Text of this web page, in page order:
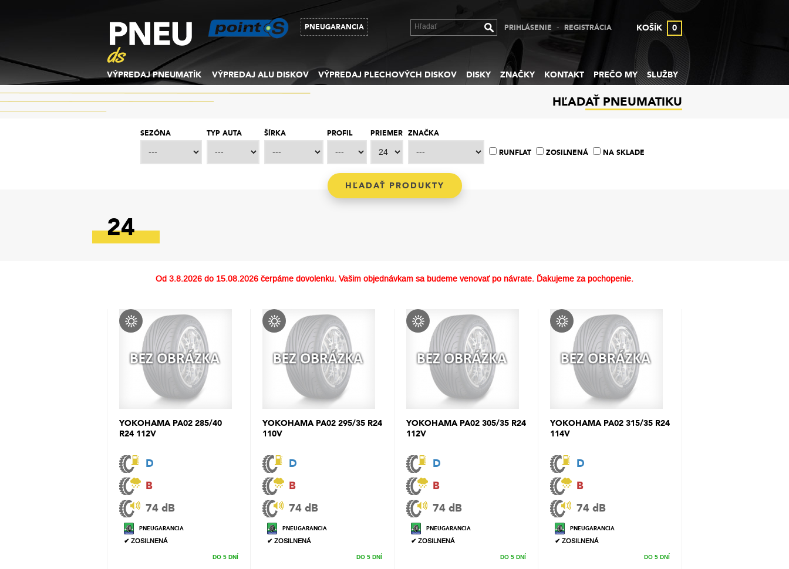
PNEUGARANCIA PRIHLÁSENIE - REGISTRÁCIA KOŠÍK 0
VÝPREDAJ PNEUMATÍK VÝPREDAJ ALU DISKOV VÝPREDAJ PLECHOVÝCH DISKOV DISKY ZNAČKY KONTAKT PREČO MY SLUŽBY
HĽADAŤ PNEUMATIKU
SEZÓNA TYP AUTA ŠÍRKA PROFIL PRIEMER ZNAČKA
RUNFLAT ZOSILNENÁ NA SKLADE
24
Od 3.8.2026 do 15.08.2026 čerpáme dovolenku. Vašim objednávkam sa budeme venovať po návrate. Ďakujeme za pochopenie.
YOKOHAMA PA02 285/40
R24 112V
D
B
74 dB
PNEUGARANCIA
✔ ZOSILNENÁ
DO 5 DNÍ
YOKOHAMA PA02 295/35 R24
110V
D
B
74 dB
PNEUGARANCIA
✔ ZOSILNENÁ
DO 5 DNÍ
YOKOHAMA PA02 305/35 R24
112V
D
B
74 dB
PNEUGARANCIA
✔ ZOSILNENÁ
DO 5 DNÍ
YOKOHAMA PA02 315/35 R24
114V
D
B
74 dB
PNEUGARANCIA
✔ ZOSILNENÁ
DO 5 DNÍ